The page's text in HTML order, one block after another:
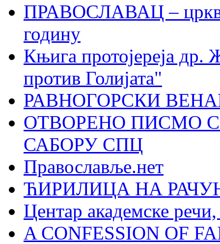
ПРАВОСЛАВАЦ –
годину
Књига протојереја др.
против Голијата"
РАВНОГОРСКИ
ОТВОРЕНО ПИСМО
САБОРУ СПЦ
Православље.нет
ЋИРИЛИЦА НА
Центар академске
A CONFESSION OF